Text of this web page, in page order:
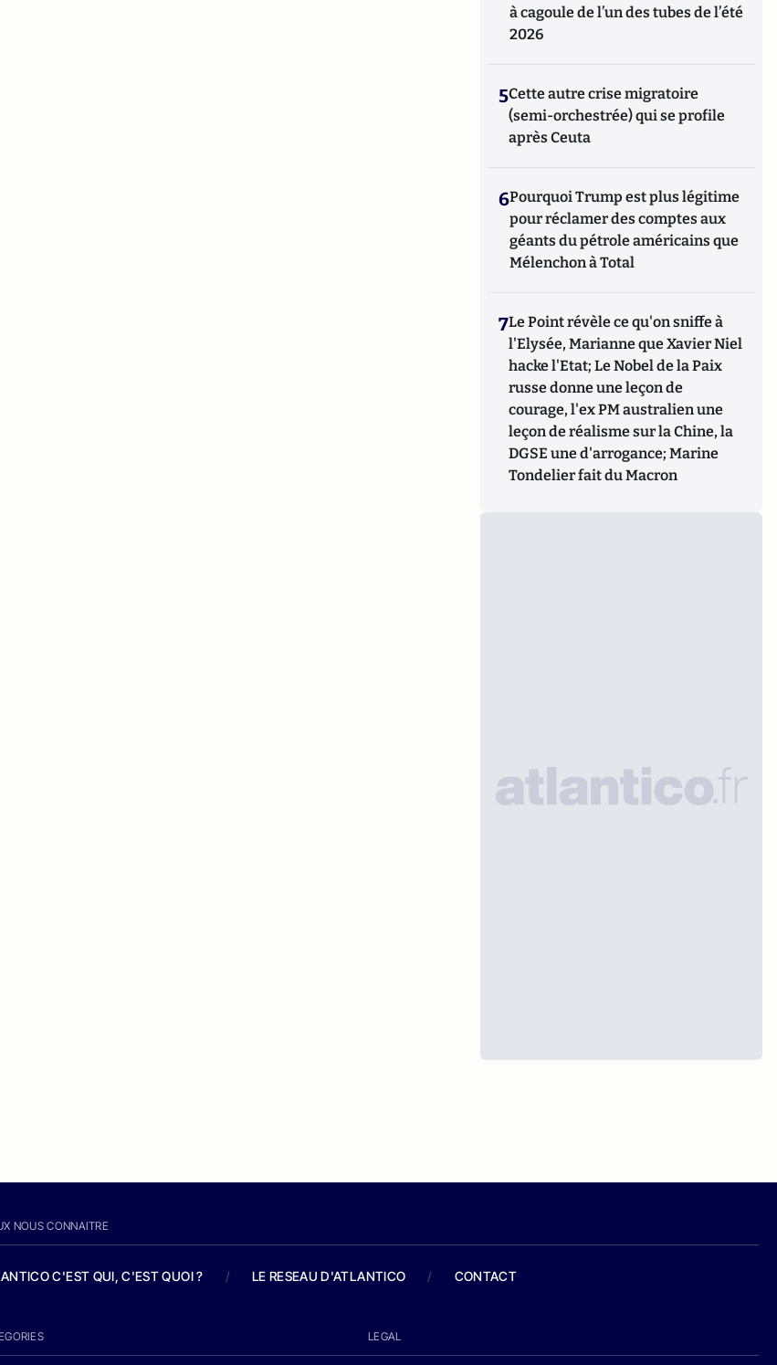
à cagoule de l’un des tubes de l’été
2026
5Cette autre crise migratoire
(semi-orchestrée) qui se profile
après Ceuta
6Pourquoi Trump est plus légitime
pour réclamer des comptes aux
géants du pétrole américains que
Mélenchon à Total
7Le Point révèle ce qu'on sniffe à
l'Elysée, Marianne que Xavier Niel
hacke l'Etat; Le Nobel de la Paix
russe donne une leçon de
courage, l'ex PM australien une
leçon de réalisme sur la Chine, la
DGSE une d'arrogance; Marine
Tondelier fait du Macron
NOUS CONNAITRE
C'EST QUI, C'EST QUOI ? / LE RESEAU D'ATLANTICO / CONTACT
LEGAL